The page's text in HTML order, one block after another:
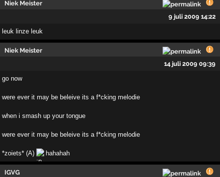
Niek Meister
9 juli 2009 14:22
leuk linze leuk
Niek Meister
14 juli 2009 09:39
go now
were ever it may be beleive its a f*cking melodie
when i smash up your tongue
were ever it may be beleive its a f*cking melodie
*zoiets* (A) hahahah
IGVG